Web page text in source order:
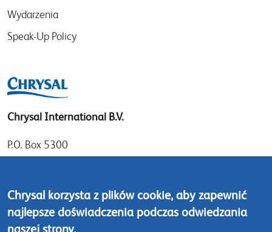
Wydarzenia
Speak-Up Policy
Chrysal International B.V.
P.O. Box 5300
1411 DD Naarden
The Netherlands
Chrysal korzysta z plików cookie, aby zapewnić
najlepsze doświadczenia podczas odwiedzania
naszej strony.